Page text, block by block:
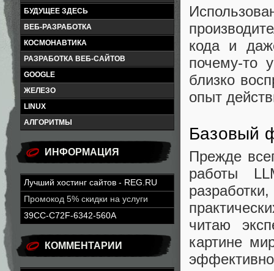
БУДУЩЕЕ ЗДЕСЬ
ВЕБ-РАЗРАБОТКА
КОСМОНАВТИКА
РАЗРАБОТКА ВЕБ-САЙТОВ
GOOGLE
ЖЕЛЕЗО
LINUX
АЛГОРИТМЫ
ИНФОРМАЦИЯ
Лучший хостинг сайтов - REG.RU
Промокод 5% скидки на услуги
39CC-C72F-6342-560A
КОММЕНТАРИИ
кода и
почему-то
близко
опыт
Базовый
Прежде
работы
читаю
картине